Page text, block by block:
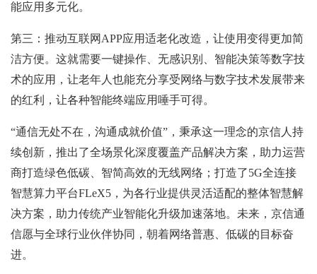
能应用多元化。
第三：推动互联网APP应用适老化改造，让使用变得更加简
洁方便。这就需要一键操作、无感识别、智能决策等数字技
术的应用，让老年人也能充分享受网络与数字技术发展带来
的红利，让各种智能终端应用唾手可得。
“通信无处不在，沟通成就价值”，秉承这一理念的京信人持
续创新，推出了全场景化深度覆盖产品解决方案，助力运营
商打造绿色低碳、智简高效的无线网络；打造了5G全连接
智慧算力平台FLeX5，为各行业提供灵活适配的整体智慧解
决方案，助力传统产业智能化升级加速落地。未来，京信通
信愿与全球行业伙伴协同，朝着网络普惠、低碳的目标奋
进。